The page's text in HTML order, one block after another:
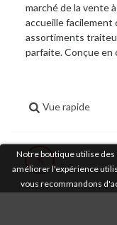
Notre boutique utilise des
améliorer l'expérience
vous recommandons
marché de la vente
accueille facilement
assortiments
parfaite. Conçue
Vue rapide
%